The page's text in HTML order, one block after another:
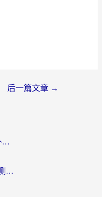
后一篇文章 →
雷神手游和sixfast哪个好？海外党亲测3款回国加速器，教你选对不踩坑
穿梭和快喵好用吗？海外党亲测：小众加速器对比+番茄加速器深度体验